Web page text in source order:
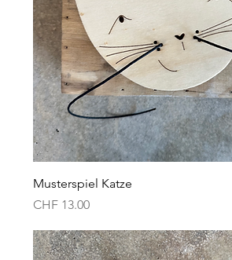
Musterspiel Katze
Preis
CHF 13.00